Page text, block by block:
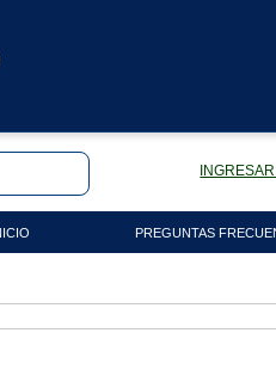
PREGUNTAS